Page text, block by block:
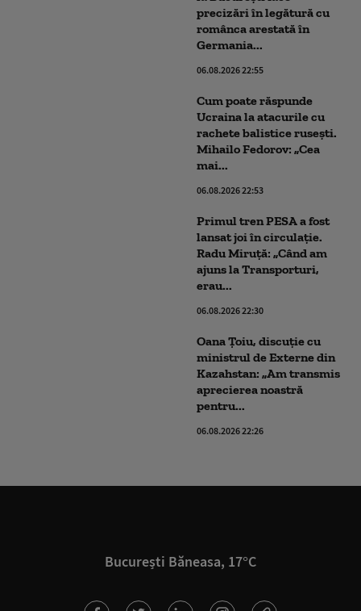
precizări în legătură cu
românca arestată în
Germania...
06.08.2026 22:55
Cum poate răspunde
Ucraina la atacurile cu
rachete balistice rusești.
Mihailo Fedorov: „Cea
mai...
06.08.2026 22:53
Primul tren PESA a fost
lansat joi în circulație.
Radu Miruță: „Când am
ajuns la Transporturi,
erau...
06.08.2026 22:30
Oana Țoiu, discuție cu
ministrul de Externe din
Kazahstan: „Am transmis
aprecierea noastră
pentru...
06.08.2026 22:26
București Băneasa, 17°C